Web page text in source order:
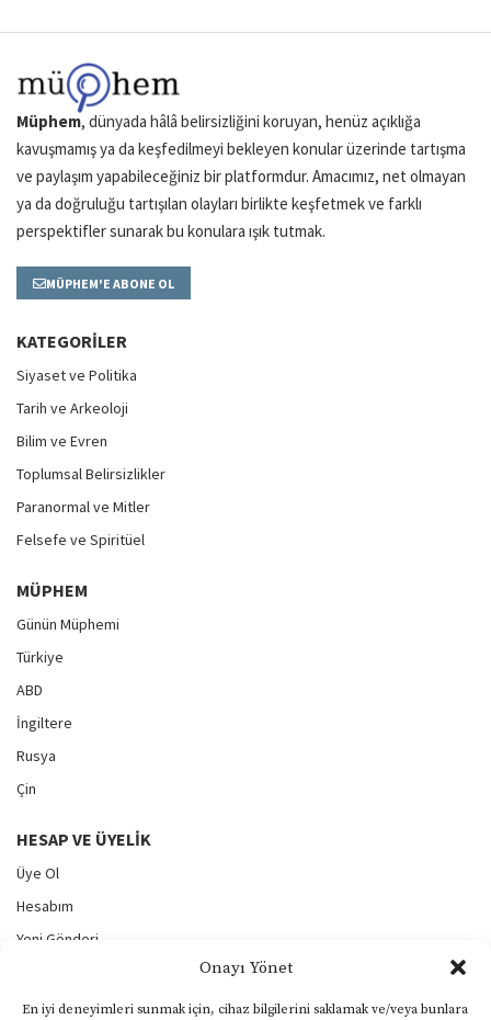
Onayı Yönet
En iyi deneyimleri sunmak için, cihaz bilgilerini saklamak ve/veya bunlara
Müphem, dünyada hâlâ belirsizliğini koruyan, henüz açıklığa
kavuşmamış ya da keşfedilmeyi bekleyen konular üzerinde tartışma
ve paylaşım yapabileceğiniz bir platformdur. Amacımız, net olmayan
ya da doğruluğu tartışılan olayları birlikte keşfetmek ve farklı
perspektifler sunarak bu konulara ışık tutmak.
MÜPHEM'E ABONE OL
KATEGORILER
Siyaset ve Politika
Tarih ve Arkeoloji
Bilim ve Evren
Toplumsal Belirsizlikler
Paranormal ve Mitler
Felsefe ve Spiritüel
MÜPHEM
Günün Müphemi
Türkiye
ABD
İngiltere
Rusya
Çin
HESAP VE ÜYELIK
Üye Ol
Hesabım
Yeni Gönderi
Şifremi Unuttum